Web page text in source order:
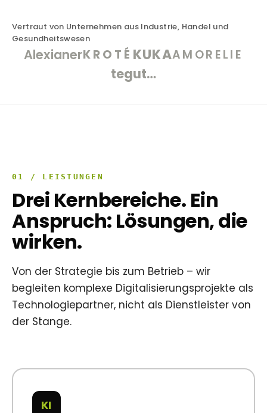
Vertraut von Unternehmen aus Industrie, Handel und
Gesundheitswesen
AlexianerKROTÉ KUKAAMORELIE
tegut…
01 / LEISTUNGEN
Drei Kernbereiche. Ein
Anspruch: Lösungen, die
wirken.
Von der Strategie bis zum Betrieb – wir
begleiten komplexe Digitalisierungsprojekte als
Technologiepartner, nicht als Dienstleister von
der Stange.
KI